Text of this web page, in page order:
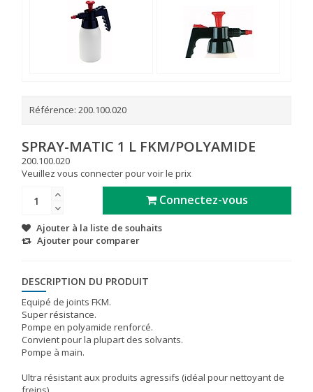
Référence: 200.100.020
SPRAY-MATIC 1 L FKM/POLYAMIDE
200.100.020
Veuillez vous connecter pour voir le prix
Connectez-vous
Ajouter à la liste de souhaits
Ajouter pour comparer
DESCRIPTION DU PRODUIT
Equipé de joints FKM.
Super résistance.
Pompe en polyamide renforcé.
Convient pour la plupart des solvants.
Pompe à main.
Ultra résistant aux produits agressifs (idéal pour nettoyant de